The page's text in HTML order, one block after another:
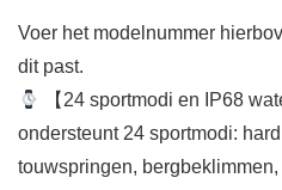
Voer het modelnummer
dit past.
【24 sportmodi en IP68
ondersteunt 24 sportmodi:
touwspringen,